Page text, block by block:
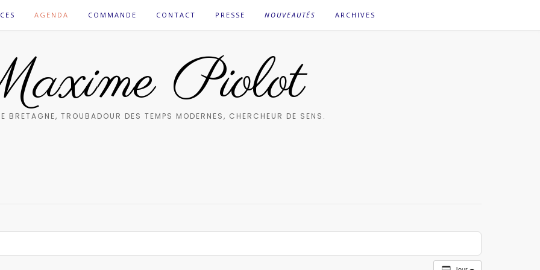
AGENDA COMMANDE CONTACT PRESSE NOUVEAUTÉS ARCHIVES
Piolot
BRETAGNE, TROUBADOUR DES TEMPS MODERNES, CHERCHEUR DE SENS.